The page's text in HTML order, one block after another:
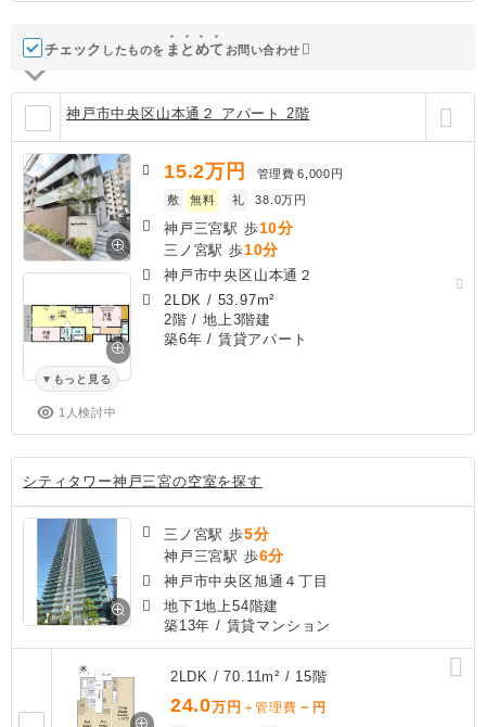
チェック したものを ま と めて お問い合わせ
神戸市中央区山本通２ アパート 2階
もっと見る
1人検討中
15.2万円 管理費 6,000円
敷
無料 礼 38.0万円
神戸三宮駅 歩10分
三ノ宮駅 歩10分
神戸市中央区山本通２
2LDK / 53.97m²
2階 / 地上3階建
築6年 / 賃貸アパート
シティタワー神戸三宮の空室を探す
三ノ宮駅 歩5分
神戸三宮駅 歩6分
神戸市中央区旭通４丁目
地下1地上54階建
築13年 / 賃貸マンション
2LDK / 70.11m² / 15階
24.0万円 ＋管理費 － 円